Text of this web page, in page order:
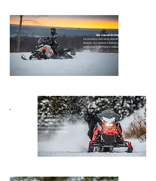
Elevación Instantanea
La combinación de la plataforma elevada y
liviana, los motores Patriot y las orugas
exclusivas de Polaris colocan al RMK sobre la
nieve.
Control sin esfuerzo
Al colocar al ciclista en una posición de
conducción perfectamente neutral, el RMK
brinda el máximo control y una respuesta
precisa y sin esfuerzo a las acciones del